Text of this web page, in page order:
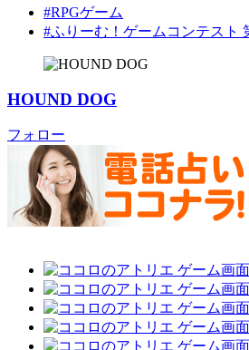
#RPGゲーム
#ふりーむ！ゲームコンテスト
HOUND DOG
フォロー